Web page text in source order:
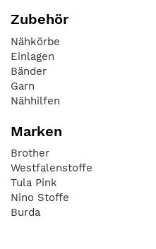
Zubehör
Nähkörbe
Einlagen
Bänder
Garn
Nähhilfen
Marken
Brother
Westfalenstoffe
Tula Pink
Nino Stoffe
Burda